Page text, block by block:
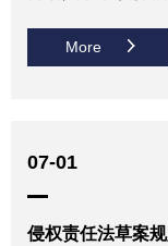
More
07-01
侵权责任法草案